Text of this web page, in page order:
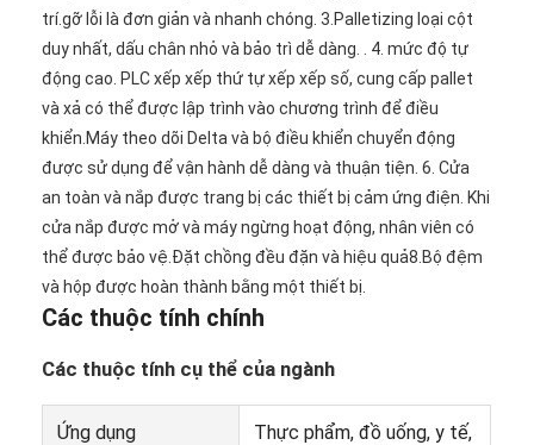
trí.gỡ lỗi là đơn giản và nhanh chóng. 3.Palletizing loại cột
duy nhất, dấu chân nhỏ và bảo trì dễ dàng. . 4. mức độ tự
động cao. PLC xếp xếp thứ tự xếp xếp số, cung cấp pallet
và xả có thể được lập trình vào chương trình để điều
khiển.Máy theo dõi Delta và bộ điều khiển chuyển động
được sử dụng để vận hành dễ dàng và thuận tiện. 6. Cửa
an toàn và nắp được trang bị các thiết bị cảm ứng điện. Khi
cửa nắp được mở và máy ngừng hoạt động, nhân viên có
thể được bảo vệ.Đặt chồng đều đặn và hiệu quả8.Bộ đệm
và hộp được hoàn thành bằng một thiết bị.
Các thuộc tính chính
Các thuộc tính cụ thể của ngành
Ứng dụng
Thực phẩm, đồ uống, y tế,